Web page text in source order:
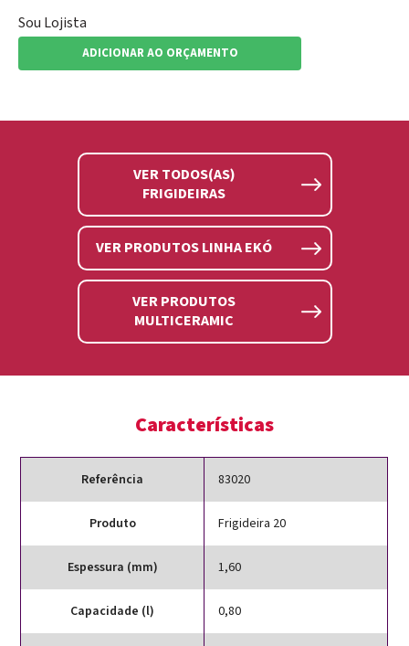
Sou Lojista
ADICIONAR AO ORÇAMENTO
VER TODOS(AS)
FRIGIDEIRAS
VER PRODUTOS LINHA EKÓ
VER PRODUTOS
MULTICERAMIC
Características
Referência 83020
Produto Frigideira 20
Espessura (mm) 1,60
Capacidade (l) 0,80